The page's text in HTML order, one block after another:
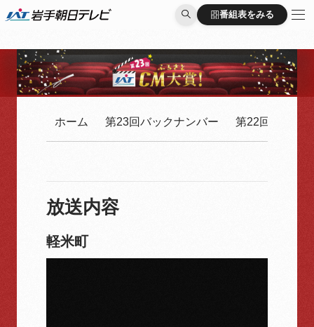
番組表をみる
番組表をみる
ホーム 第23回バックナンバー 第22回バック
放送内容
軽米町